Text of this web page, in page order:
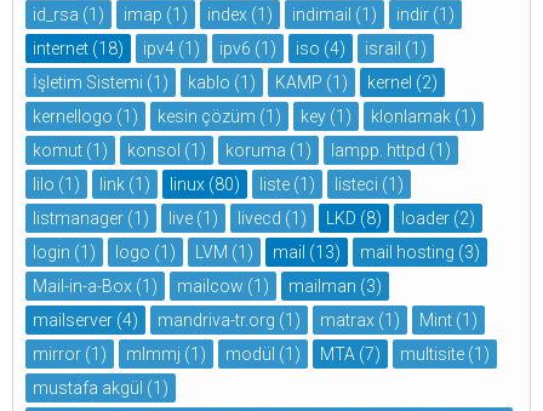
id_rsa (1) imap (1) index (1) indimail (1) indir (1)
internet (18) ipv4 (1) ipv6 (1) iso (4) israil (1)
İşletim Sistemi (1) kablo (1) KAMP (1) kernel (2)
kernellogo (1) kesin çözüm (1) key (1) klonlamak (1)
komut (1) konsol (1) koruma (1) lampp. httpd (1)
lilo (1) link (1) linux (80) liste (1) listeci (1)
listmanager (1) live (1) livecd (1) LKD (8) loader (2)
login (1) logo (1) LVM (1) mail (13) mail hosting (3)
Mail-in-a-Box (1) mailcow (1) mailman (3)
mailserver (4) mandriva-tr.org (1) matrax (1) Mint (1)
mirror (1) mlmmj (1) modül (1) MTA (7) multisite (1)
mustafa akgül (1)